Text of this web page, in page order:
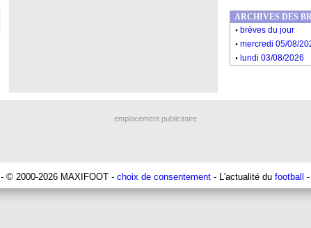
01/06 VIDEO :
01/06 Brighton:
Real: la C1, le
01/06 PSG: les
ARCHIVES DES
. brèves du jour
. mercredi 05/08/
. lundi 03/08/2026
emplacement publicitaire
- © 2000-2026 MAXIFOOT - choix de consentement - L'actualité du football -